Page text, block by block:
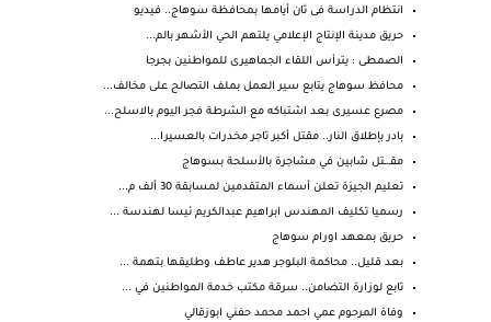
انتظام الدراسة فى ثان أيامها بمحافظة سوهاج.. فيديو
حريق مدينة الإنتاج الإعلامي يلتهم الحي الأشهر بالم...
الصمطى : يترأس اللقاء الجماهيرى للمواطنين بجرجا
محافظ سوهاج يتابع سير العمل بملف التصالح على مخالف...
مصرع عسيرى بعد اشتباكه مع الشرطة فجر اليوم بالاسلح...
بادر بإطلاق النار.. مقتل أكبر تاجر مخدرات بالعسيرا...
مقـ.ـتل شابين في مشاجرة بالأسلحة بسوهاج
تعليم الجيزة تعلن أسماء المتقدمين لمسابقة 30 ألف م...
رسميا تكليف المهندس ابراهيم عبدالكريم ئيسا لهندسة ...
حريق بمعهد اورام سوهاج
بعد قليل.. محاكمة البلوجر هدير عاطف وطليقها بتهمة ...
تابع لوزارة التضامن.. سرقة مكتب خدمة المواطنين في ...
وفاة المرحوم عمي احمد محمد حفني ابوزقالي